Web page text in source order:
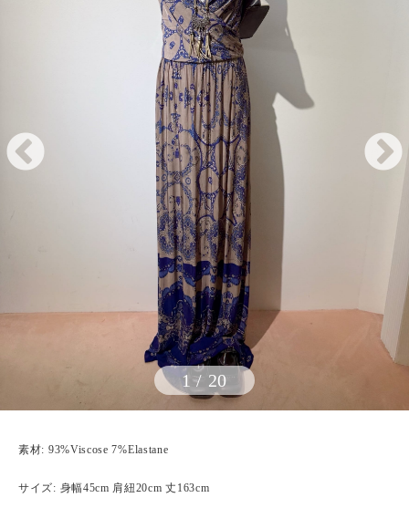
1 / 20
素材: 93%Viscose 7%Elastane
サイズ: 身幅45cm 肩紐20cm 丈163cm